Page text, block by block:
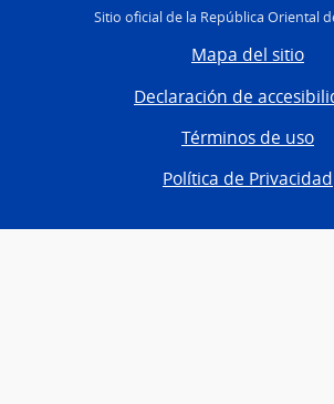
Sitio oficial de la República Oriental
Mapa del sitio
Declaración de
Términos de uso
Política de Privacidad